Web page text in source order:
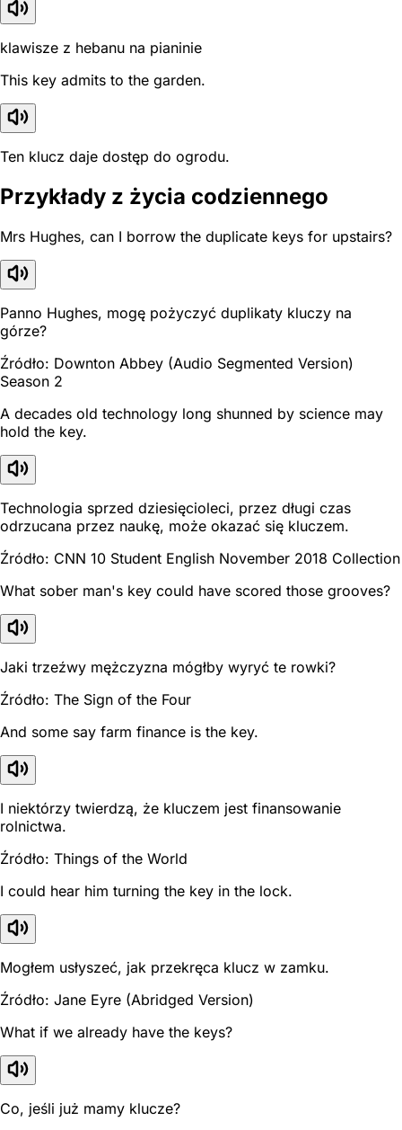
klawisze z hebanu na pianinie
This key admits to the garden.
Ten klucz daje dostęp do ogrodu.
Przykłady z życia codziennego
Mrs Hughes, can I borrow the duplicate keys for upstairs?
Panno Hughes, mogę pożyczyć duplikaty kluczy na
górze?
Źródło: Downton Abbey (Audio Segmented Version)
Season 2
A decades old technology long shunned by science may
hold the key.
Technologia sprzed dziesięcioleci, przez długi czas
odrzucana przez naukę, może okazać się kluczem.
Źródło: CNN 10 Student English November 2018 Collection
What sober man's key could have scored those grooves?
Jaki trzeźwy mężczyzna mógłby wyryć te rowki?
Źródło: The Sign of the Four
And some say farm finance is the key.
I niektórzy twierdzą, że kluczem jest finansowanie
rolnictwa.
Źródło: Things of the World
I could hear him turning the key in the lock.
Mogłem usłyszeć, jak przekręca klucz w zamku.
Źródło: Jane Eyre (Abridged Version)
What if we already have the keys?
Co, jeśli już mamy klucze?